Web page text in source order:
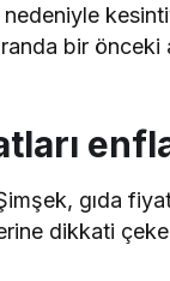
nedeniyle
bir
gıda
dikkati